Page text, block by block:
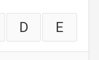
D E